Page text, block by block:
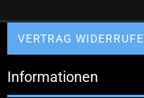
VERTRAG
Informationen